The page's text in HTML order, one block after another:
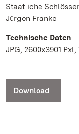
Staatliche
Jürgen Franke
Technische Daten
JPG, 2600x3901 Pxl,
Download